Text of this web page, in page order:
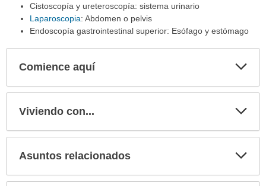
Cistoscopía y ureteroscopía: sistema urinario
Laparoscopia: Abdomen o pelvis
Endoscopía gastrointestinal superior: Esófago y estómago
Comience aquí
Viviendo con...
Asuntos relacionados